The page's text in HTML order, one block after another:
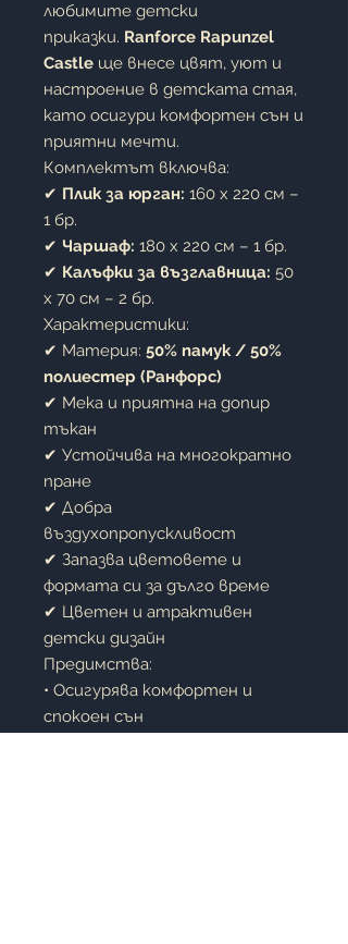
любимите детски
приказки. Ranforce Rapunzel
Castle ще внесе цвят, уют и
настроение в детската стая,
като осигури комфортен сън и
приятни мечти.
Комплектът включва:
✔ Плик за юрган: 160 x 220 см –
1 бр.
✔ Чаршаф: 180 x 220 см – 1 бр.
✔ Калъфки за възглавница: 50
x 70 см – 2 бр.
Характеристики:
✔ Материя: 50% памук / 50%
полиестер (Ранфорс)
✔ Мека и приятна на допир
тъкан
✔ Устойчива на многократно
пране
✔ Добра
въздухопропускливост
✔ Запазва цветовете и
формата си за дълго време
✔ Цветен и атрактивен
детски дизайн
Предимства:
• Осигурява комфортен и
спокоен сън